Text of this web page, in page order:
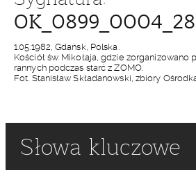
1.05.1982, Gdańsk, Polska.
Kościół św. Mikołaja, gdzie
rannych podczas starć z ZOMO.
Fot. Stanisław Składanowski, zbiory
Słowa kluczowe